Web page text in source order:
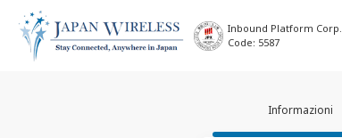
Inbound Platform Corp.
Code: 5587
Informazioni